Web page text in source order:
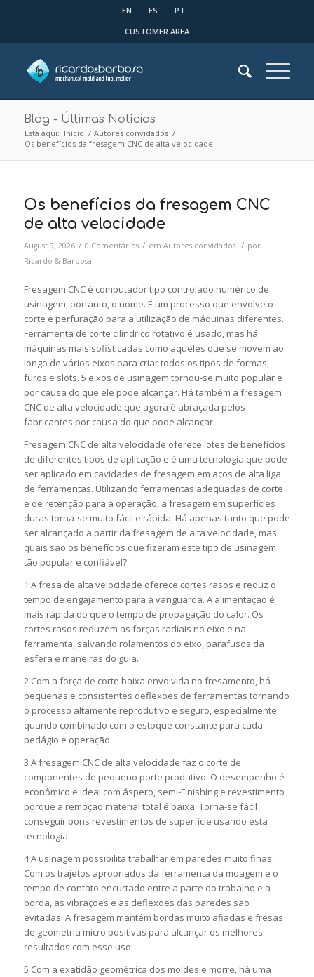
EN ES
PT
CUSTOMER AREA
Blog - Últimas Notícias
Está aqui: Início / Autores convidados /
Os benefícios da fresagem CNC de alta velocidade
Os benefícios da fresagem CNC
de alta velocidade
August 9, 2026 / 0 Comentários / em Autores convidados / por
Ricardo & Barbosa
Fresagem CNC é computador tipo controlado numérico de
usinagem, portanto, o nome. É um processo que envolve o
corte e perfuração para a utilização de máquinas diferentes.
Ferramenta de corte cilíndrico rotativo é usado, mas há
máquinas mais sofisticadas como aqueles que se movem ao
longo de vários eixos para criar todos os tipos de formas,
furos e slots. 5 eixos de usinagem tornou-se muito popular e
por causa do que ele pode alcançar. Há também a fresagem
CNC de alta velocidade que agora é abraçada pelos
fabricantes por causa do que pode alcançar.
Fresagem CNC de alta velocidade oferece lotes de benefícios
de diferentes tipos de aplicação e é uma tecnologia que pode
ser aplicado em cavidades de fresagem em aços de alta liga
de ferramentas. Utilizando ferramentas adequadas de corte
e de retenção para a operação, a fresagem em superfícies
duras torna-se muito fácil e rápida. Há apenas tanto que pode
ser alcançado a partir da fresagem de alta velocidade, mas
quais são os benefícios que fizeram este tipo de usinagem
tão popular e confiável?
1 A fresa de alta velocidade oferece cortes rasos e reduz o
tempo de engajamento para a vanguarda. A alimentação é
mais rápida do que o tempo de propagação do calor. Os
cortes rasos reduzem as forças radiais no eixo e na
ferramenta, salvando rolamentos do eixo, parafusos da
esfera e maneiras do guia.
2 Com a força de corte baixa envolvida no fresamento, há
pequenas e consistentes deflexões de ferramentas tornando
o processo altamente reprodutivo e seguro, especialmente
quando combinado com o estoque constante para cada
pedágio e operação.
3 A fresagem CNC de alta velocidade faz o corte de
componentes de pequeno porte produtivo. O desempenho é
econômico e ideal com áspero, semi-Finishing e revestimento
porque a remoção material total é baixa. Torna-se fácil
conseguir bons revestimentos de superfície usando esta
tecnologia.
4 A usinagem possibilita trabalhar em paredes muito finas.
Com os trajetos apropriados da ferramenta da moagem e o
tempo de contato encurtado entre a parte do trabalho e a
borda, as vibrações e as deflexões das paredes são
evitadas. A fresagem mantém bordas muito afiadas e fresas
de geometria micro positivas para alcançar os melhores
resultados com esse uso.
5 Com a exatidão geométrica dos moldes e morre, há uma